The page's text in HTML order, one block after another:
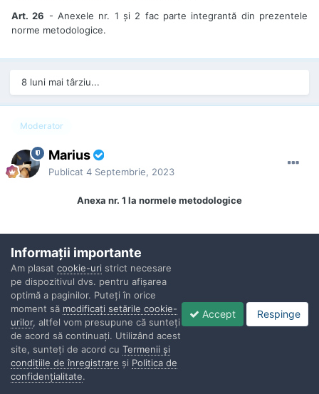
Art. 26 - Anexele nr. 1 și 2 fac parte integrantă din prezentele
norme metodologice.
8 luni mai târziu...
Moderator
Marius
Publicat 4 Septembrie, 2023
Anexa nr. 1 la normele metodologice
MINISTERUL AFACERILOR INTERNE
UNITATEA...........................................
Nr. ................ din ...............................
Aprob
Șeful unității
.....................
Informaţii importante
Am plasat cookie-uri strict necesare
pe dispozitivul dvs. pentru afişarea
optimă a paginilor. Puteţi în orice
moment să modificaţi setările cookie-
urilor, altfel vom presupune că sunteţi
de acord să continuaţi. Utilizând acest
site, sunteţi de acord cu Termenii şi
condiţiile de înregistrare şi Politica de
confidenţialitate.
Accept Respinge